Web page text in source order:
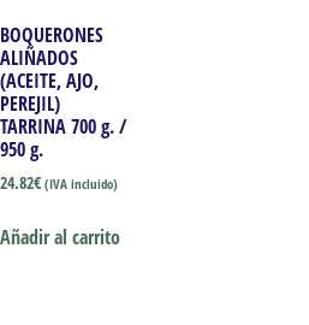
BOQUERONES
ALIÑADOS
(ACEITE, AJO,
PEREJIL)
TARRINA 700 g. /
950 g.
24.82€ (IVA incluido)
Añadir al carrito